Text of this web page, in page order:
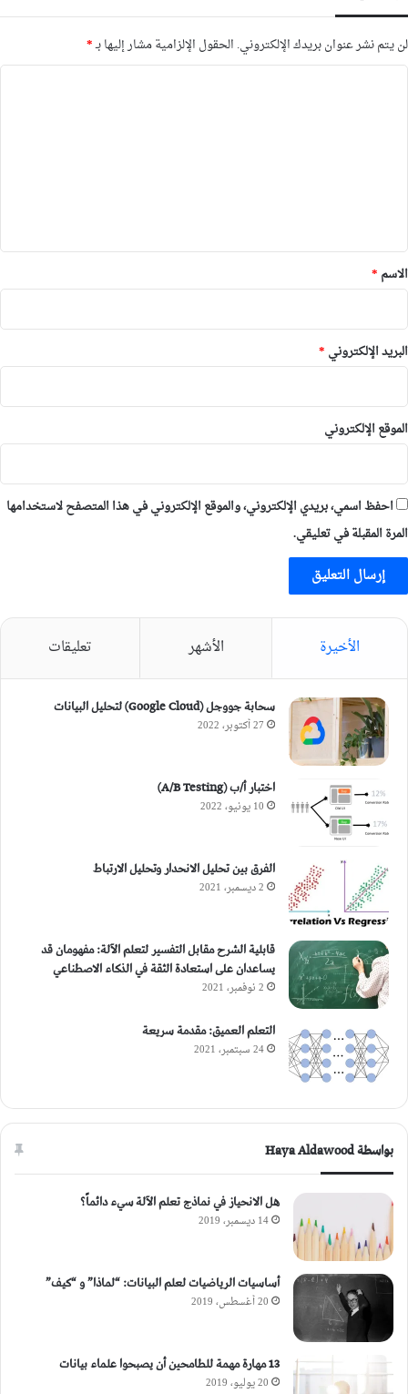
لن يتم نشر عنوان بريدك الإلكتروني. الحقول الإلزامية مشار إليها بـ*
*
الاسم *
البريد الإلكتروني *
الموقع الإلكتروني
احفظ اسمي، بريدي الإلكتروني، والموقع الإلكتروني في هذا المتصفح لاستخدامها
المرة المقبلة في تعليقي.
الأخيرة الأشهر تعليقات
سحابة جووجل (Google Cloud) لتحليل البيانات
27 أكتوبر، 2022
اختبار أ/ب (A/B Testing)
10 يونيو، 2022
الفرق بين تحليل الانحدار وتحليل الارتباط
2 ديسمبر، 2021
قابلية الشرح مقابل التفسير لتعلم الآلة: مفهومان قد
يساعدان على استعادة الثقة في الذكاء الاصطناعي
2 نوفمبر، 2021
التعلم العميق: مقدمة سريعة
24 سبتمبر، 2021
بواسطة Haya Aldawood
هل الانحياز في نماذج تعلم الآلة سيء دائماً؟
14 ديسمبر، 2019
أساسيات الرياضيات لعلم البيانات: “لماذا” و “كيف”
20 أغسطس، 2019
13 مهارة مهمة للطامحين أن يصبحوا علماء بيانات
20 يوليو، 2019